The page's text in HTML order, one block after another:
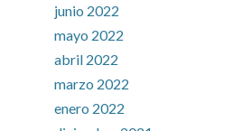
junio 2022
mayo 2022
abril 2022
marzo 2022
enero 2022